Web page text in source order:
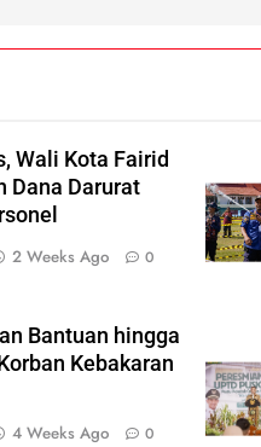
Wali Kota Fairid
Dana Darurat
2 Weeks Ago 0
Bantuan hingga
Kebakaran
4 Weeks Ago 0
Antrean di
Terurai
Komisioner
Rp40 Miliar
di Tengah